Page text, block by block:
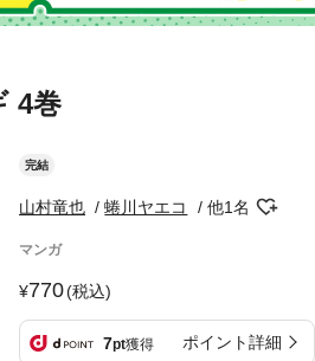
4巻
完結
山村竜也 蜷川ヤエコ 他1名
マンガ
770(税込)
7pt獲得 ポイント詳細